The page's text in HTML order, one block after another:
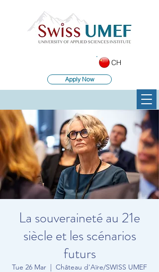
Apply Now
CH
La souveraineté au 21e
siècle et les scénarios
futurs
Tue 26 Mar
  |
Château d'Aïre/SWISS UMEF